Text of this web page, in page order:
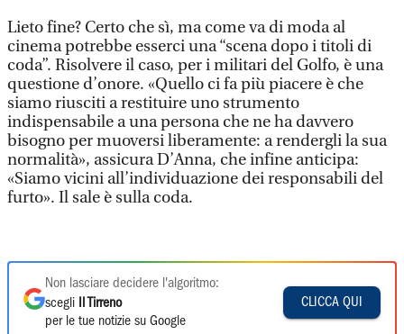
Lieto fine? Certo che sì, ma come va di moda al
cinema potrebbe esserci una “scena dopo i titoli di
coda”. Risolvere il caso, per i militari del Golfo, è una
questione d’onore. «Quello ci fa più piacere è che
siamo riusciti a restituire uno strumento
indispensabile a una persona che ne ha davvero
bisogno per muoversi liberamente: a rendergli la sua
normalità», assicura D’Anna, che infine anticipa:
«Siamo vicini all’individuazione dei responsabili del
furto». Il sale è sulla coda.
Non lasciare decidere l'algoritmo:
scegli
Il Tirreno
per le tue notizie su Google
CLICCA QUI